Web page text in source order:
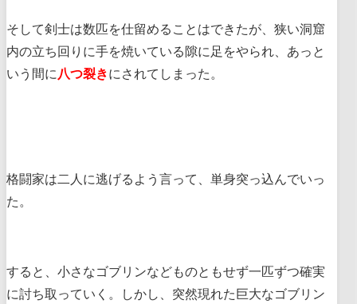
そして剣士は数匹を仕留めることはできたが、狭い洞窟
内の立ち回りに手を焼いている隙に足をやられ、あっと
いう間に 八つ裂きにされてしまった。
格闘家は二人に逃げるよう言って、単身突っ込んでいっ
た。
すると、小さなゴブリンなどものともせず一匹ずつ確実
に討ち取っていく。しかし、突然現れた巨大なゴブリン